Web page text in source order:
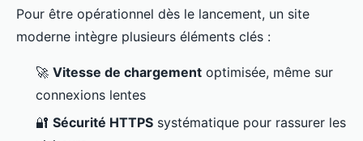
Pour être opérationnel dès le lancement, un site
moderne intègre plusieurs éléments clés :
🚀 Vitesse de chargement optimisée, même sur
connexions lentes
🔐 Sécurité HTTPS systématique pour rassurer les